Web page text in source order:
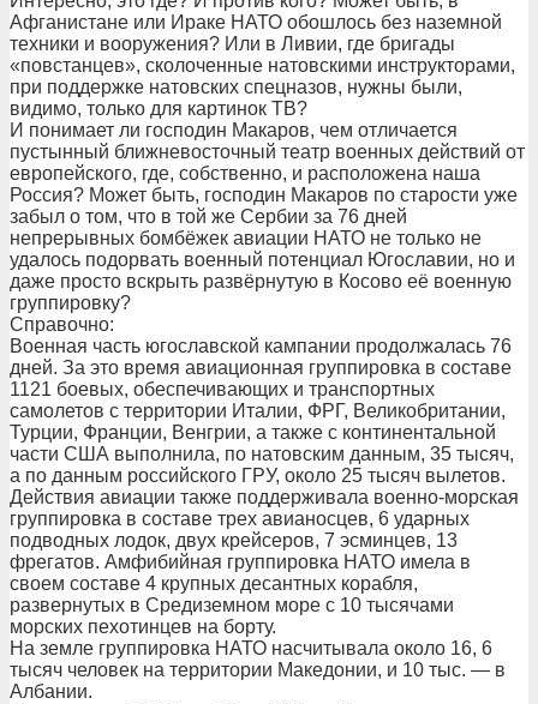
Афганистане или Ираке НАТО обошлось без наземной
техники и вооружения? Или в Ливии, где бригады
«повстанцев», сколоченные натовскими инструкторами,
при поддержке натовских спецназов, нужны были,
видимо, только для картинок ТВ?
И понимает ли господин Макаров, чем отличается
пустынный ближневосточный театр военных действий от
европейского, где, собственно, и расположена наша
Россия? Может быть, господин Макаров по старости уже
забыл о том, что в той же Сербии за 76 дней
непрерывных бомбёжек авиации НАТО не только не
удалось подорвать военный потенциал Югославии, но и
даже просто вскрыть развёрнутую в Косово её военную
группировку?
Справочно:
Военная часть югославской кампании продолжалась 76
дней. За это время авиационная группировка в составе
1121 боевых, обеспечивающих и транспортных
самолетов с территории Италии, ФРГ, Великобритании,
Турции, Франции, Венгрии, а также с континентальной
части США выполнила, по натовским данным, 35 тысяч,
а по данным российского ГРУ, около 25 тысяч вылетов.
Действия авиации также поддерживала военно-морская
группировка в составе трех авианосцев, 6 ударных
подводных лодок, двух крейсеров, 7 эсминцев, 13
фрегатов. Амфибийная группировка НАТО имела в
своем составе 4 крупных десантных корабля,
развернутых в Средиземном море с 10 тысячами
морских пехотинцев на борту.
На земле группировка НАТО насчитывала около 16, 6
тысяч человек на территории Македонии, и 10 тыс. — в
Албании.